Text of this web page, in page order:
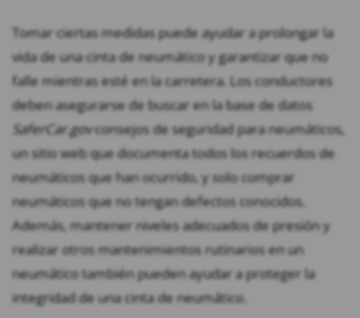
Tomar ciertas medidas puede ayudar a prolongar la
vida de una cinta de neumático y garantizar que no
falle mientras esté en la carretera. Los conductores
deben asegurarse de buscar en la base de datos
SaferCar.govconsejos de seguridad para neumáticos,
un sitio web que documenta todos los recuerdos de
neumáticos que han ocurrido, y solo comprar
neumáticos que no tengan defectos conocidos.
Además, mantener niveles adecuados de presión y
realizar otros mantenimientos rutinarios en un
neumático también pueden ayudar a proteger la
integridad de una cinta de neumático.